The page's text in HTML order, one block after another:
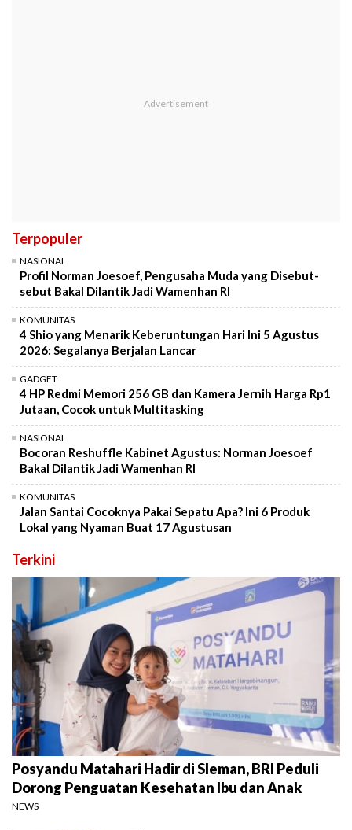
Terpopuler
NASIONAL
Profil Norman Joesoef, Pengusaha Muda yang Disebut-
sebut Bakal Dilantik Jadi Wamenhan RI
KOMUNITAS
4 Shio yang Menarik Keberuntungan Hari Ini 5 Agustus
2026: Segalanya Berjalan Lancar
GADGET
4 HP Redmi Memori 256 GB dan Kamera Jernih Harga Rp1
Jutaan, Cocok untuk Multitasking
NASIONAL
Bocoran Reshuffle Kabinet Agustus: Norman Joesoef
Bakal Dilantik Jadi Wamenhan RI
KOMUNITAS
Jalan Santai Cocoknya Pakai Sepatu Apa? Ini 6 Produk
Lokal yang Nyaman Buat 17 Agustusan
Terkini
Posyandu Matahari Hadir di Sleman, BRI Peduli
Dorong Penguatan Kesehatan Ibu dan Anak
NEWS